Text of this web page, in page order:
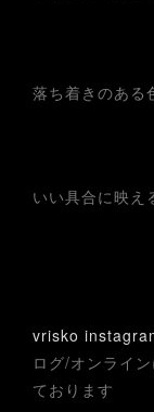
落ち着きのある
いい具合に映え
vrisko
ログ/オンライ
ております